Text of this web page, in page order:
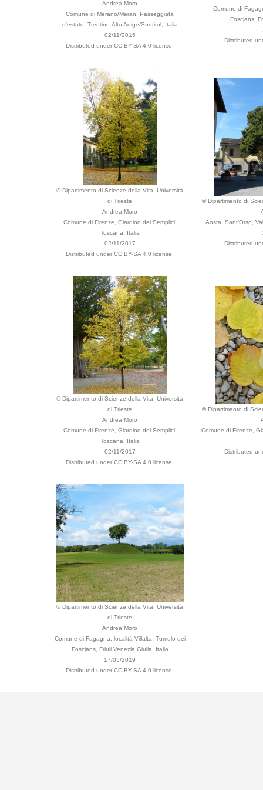
Andrea Moro
Comune di Merano/Meran, Passeggiata
d'estate, Trentino-Alto Adige/Südtirol, Italia
02/11/2015
Distributed under CC BY-SA 4.0 license.
Comune di
Foscjans,
Distributed
© Dipartimento di Scienze della Vita, Università
di Trieste
Andrea Moro
Comune di Firenze, Giardino dei Semplici,
Toscana, Italia
02/11/2017
Distributed under CC BY-SA 4.0 license.
© Dipartimento di
Aosta, Sant’Orso,
Distributed
© Dipartimento di Scienze della Vita, Università
di Trieste
Andrea Moro
Comune di Firenze, Giardino dei Semplici,
Toscana, Italia
02/11/2017
Distributed under CC BY-SA 4.0 license.
© Dipartimento di
Comune di Firenze,
Distributed
© Dipartimento di Scienze della Vita, Università
di Trieste
Andrea Moro
Comune di Fagagna, località Villalta, Tumulo dei
Foscjans, Friuli Venezia Giulia, Italia
17/05/2019
Distributed under CC BY-SA 4.0 license.